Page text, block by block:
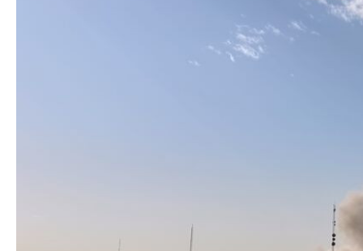
Forumunun